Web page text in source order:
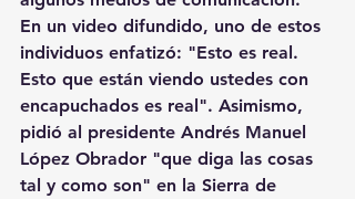
En un video difundido, uno de estos
individuos enfatizó: "Esto es real.
Esto que están viendo ustedes con
encapuchados es real". Asimismo,
pidió al presidente Andrés Manuel
López Obrador "que diga las cosas
tal y como son" en la Sierra de